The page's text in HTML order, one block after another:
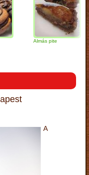
Almás pite
A